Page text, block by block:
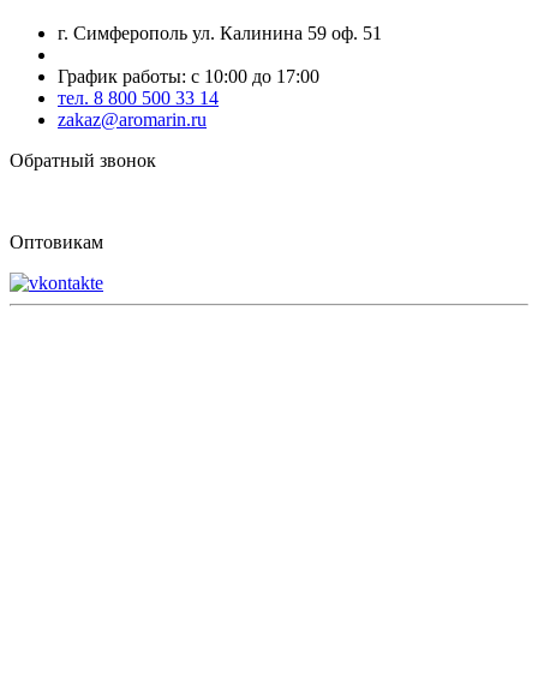
г. Симферополь ул. Калинина 59 оф. 51
График работы: с 10:00 до 17:00
тел. 8 800 500 33 14
zakaz@aromarin.ru
Обратный звонок
Оптовикам